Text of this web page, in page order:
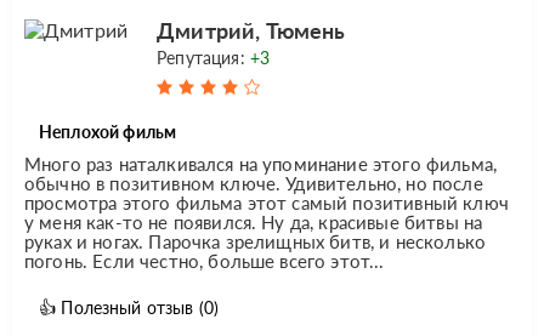
Дмитрий, Тюмень
Репутация: +3
Неплохой фильм
Много раз наталкивался на упоминание этого фильма,
обычно в позитивном ключе. Удивительно, но после
просмотра этого фильма этот самый позитивный ключ
у меня как-то не появился. Ну да, красивые битвы на
руках и ногах. Парочка зрелищных битв, и несколько
погонь. Если честно, больше всего этот...
👍 Полезный отзыв (0)